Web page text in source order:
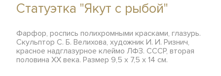
Статуэтка "Якут с рыбой"
Фарфор, роспись полихромными красками, глазурь.
Скульптор С. Б. Велихова, художник И. И. Ризнич,
красное надглазурное клеймо ЛФЗ. СССР, вторая
половина XX века. Размер 9,5 х 7,5 х 14 см.